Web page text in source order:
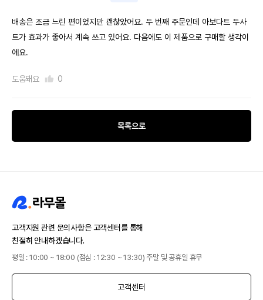
배송은 조금 느린 편이었지만 괜찮았어요. 두 번째 주문인데 아보다트 두사
트가 효과가 좋아서 계속 쓰고 있어요. 다음에도 이 제품으로 구매할 생각이
에요.
도움돼요 0
목록으로
고객지원 관련 문의사항은 고객센터를 통해
친절히 안내하겠습니다.
평일 : 10:00 ~ 18:00 (점심 : 12:30 ~ 13:30) 주말 및 공휴일 휴무
고객센터